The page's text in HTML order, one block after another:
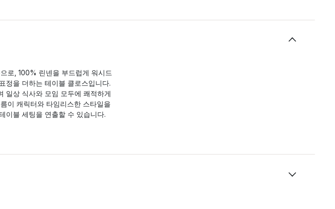
로, 100% 린넨을 부드럽게 워시드
정을 더하는 테이블 클로스입니다.
일상 식사와 모임 모두에 쾌적하게
이 캐릭터와 타임리스한 스타일을
이블 세팅을 연출할 수 있습니다.